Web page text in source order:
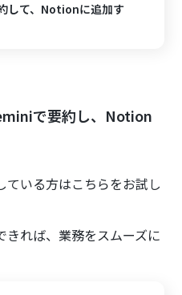
して、Notionに追加す
で要約し、Notion
ている方はこちらをお試し
れば、業務をスムーズに